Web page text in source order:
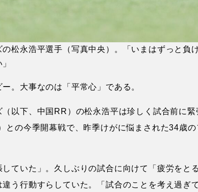
松永浩平選手（写真中央）。「いまはずっと負
。大事なのは「平常心」である。
以下、中国RR）の松永浩平は珍しく試合前に
との今季開幕戦で、昨季けがに悩まされた34歳
していた」。久しぶりの試合に向けて「疲労をと
う行動すらしていた。「試合のことを考え過ぎ